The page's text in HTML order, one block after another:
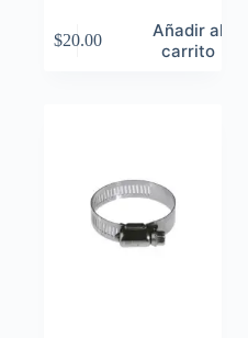
$20.00
Añadir al
carrito